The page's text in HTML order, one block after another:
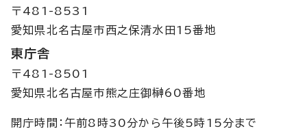
〒481-8531
愛知県北名古屋市西之保清水田15番地
東庁舎
〒481-8501
愛知県北名古屋市熊之庄御榊60番地
開庁時間：午前8時30分から午後5時15分まで